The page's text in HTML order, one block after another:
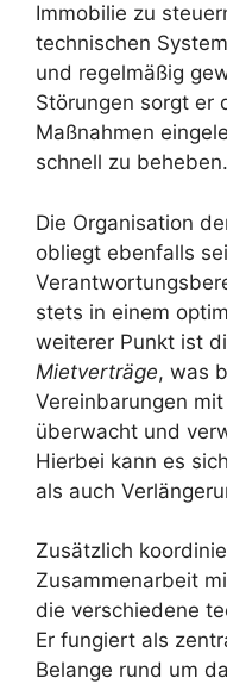
Immobilie zu
technischen
und regelmäßig
Störungen sorgt er
Maßnahmen
schnell zu beheben.
Die Organisation
obliegt ebenfalls
stets in einem
weiterer Punkt ist
Mietverträge, was
Vereinbarungen
überwacht und
Hierbei kann es
als auch
Zusätzlich
Zusammenarbeit
die verschiedene
Er fungiert als
Belange rund um